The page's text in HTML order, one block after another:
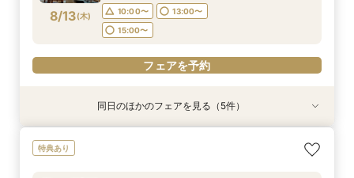
フェアを予約
フェアを予約
フェアを予約
フェアを予約
8/13(木) 10:00〜
13:00〜
15:00〜
フェアを予約
【マイナビ限定特典◆卒花大好評！】感動の挙式
体験×上質ホテルWフェア《車来館OK◎見学時駐
上質ホテルで叶える◆フォトウェディング相談会
新郎新婦のみもOK◆挙式のみ開催の方向け相談
◆高層階*絶景ウェディング◆館内神前式×*和婚
同日のほかのフェアを見る（5件）
特典あり